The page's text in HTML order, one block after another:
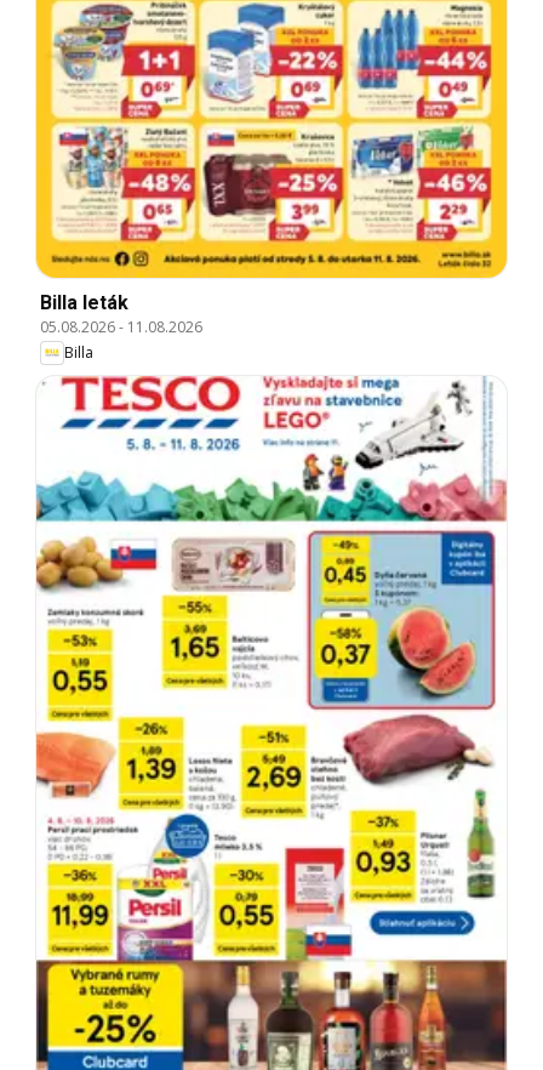
Billa leták
05.08.2026- 11.08.2026
Billa